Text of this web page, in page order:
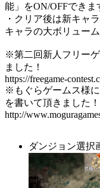
能」をON/OFFできま
・クリア後は新キャ
キャラの大ボリュー
※第二回新人フリー
ました！
https://freegame-
※もぐらゲームス様
を書いて頂きました！
http://
ダンジョン選択